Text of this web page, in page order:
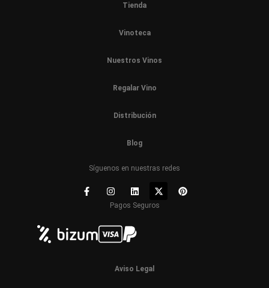
Tienda
Vinoteca
Nuestros Vinos
Regalar Vino
Distribución
Blog
Síguenos en nuestras redes
Pagos Seguros
Aviso Legal